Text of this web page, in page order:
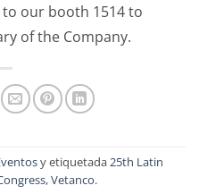
our booth 1514 to
of the Company.
y etiquetada25th Latin
,Vetanco.